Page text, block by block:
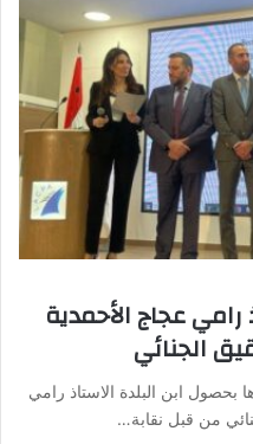
عجاج الأحمدية
الجنائي
ابن البلدة الاستاذ رامي
من قبل نقابة…